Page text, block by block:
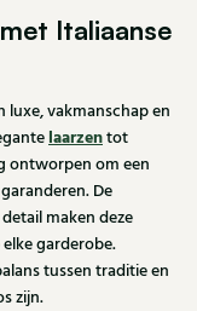
Italiaanse
luxe, vakmanschap en
laarzentot
ontworpen om een
De
maken deze
garderobe.
tussen traditie en
zijn.